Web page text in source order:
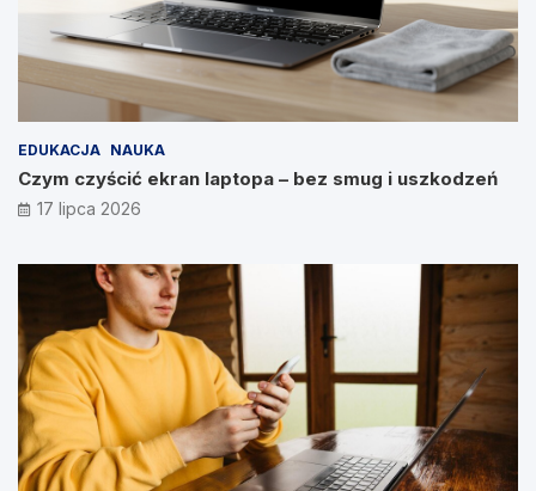
EDUKACJA NAUKA
Czym czyścić ekran laptopa – bez smug i uszkodzeń
17 lipca 2026